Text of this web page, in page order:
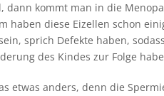
dann kommt man in die
haben diese Eizellen schon
sprich Defekte haben,
des Kindes zur Folge
etwas anders, denn die